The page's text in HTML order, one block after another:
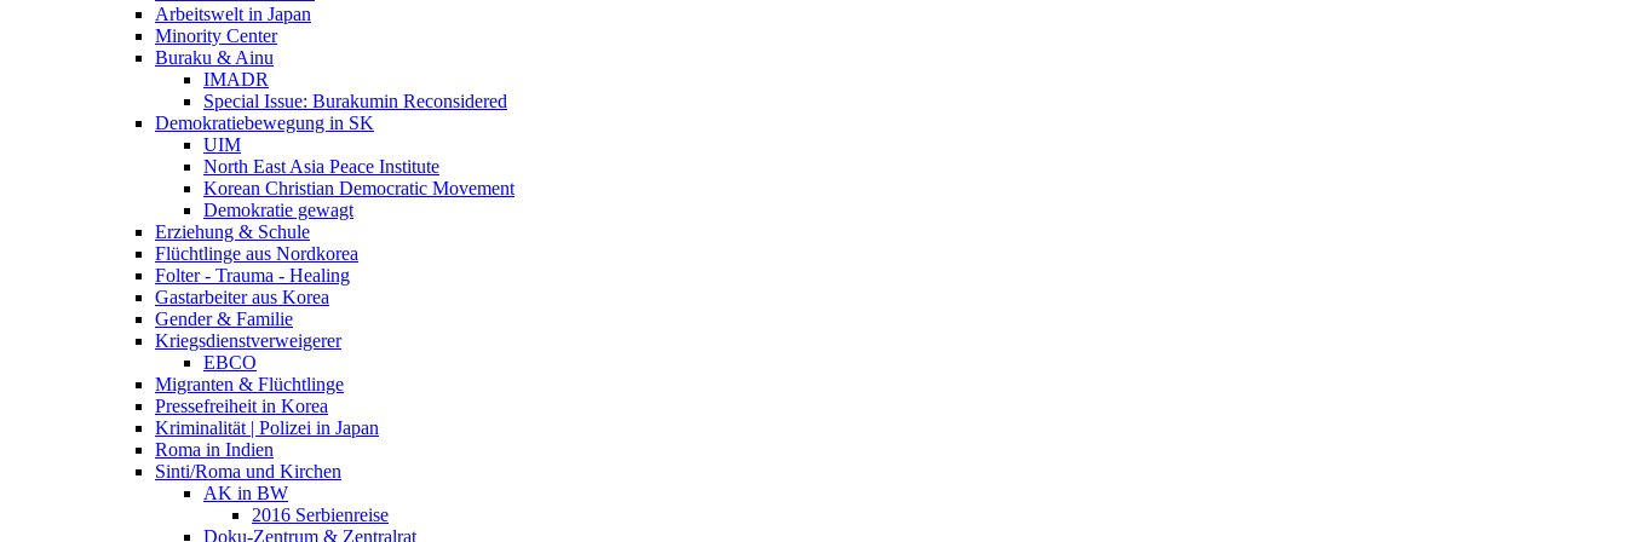
Arbeitswelt in Japan
Minority Center
Buraku & Ainu
IMADR
Special Issue: Burakumin Reconsidered
Demokratiebewegung in SK
UIM
North East Asia Peace Institute
Korean Christian Democratic Movement
Demokratie gewagt
Erziehung & Schule
Flüchtlinge aus Nordkorea
Folter - Trauma - Healing
Gastarbeiter aus Korea
Gender & Familie
Kriegsdienstverweigerer
EBCO
Migranten & Flüchtlinge
Pressefreiheit in Korea
Kriminalität | Polizei in Japan
Roma in Indien
Sinti/Roma und Kirchen
AK in BW
2016 Serbienreise
Doku-Zentrum & Zentralrat